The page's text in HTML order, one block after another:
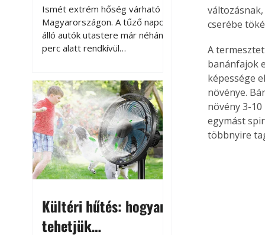
megóvhatjuk
autónkat a nyári
károktól
Ismét extrém hőség várható
Magyarországon. A tűző napon
álló autók utastere már néhány
perc alatt rendkívül
megközelítheti. Ez nemcsak a
beszállást teszi kellemetlenné,
hanem az autó állapotára és a
benne hagyott tárgyakra is
káros hatással lehet. Néhány
egyszerű óvintézkedéssel
azonban jelentősen
csökkenthetjük a hőség káros
Kültéri hűtés: hogyan
tehetjük
cserébe
A
banánfajok
képessége
növénye.
növény 3-
egymást
többnyire